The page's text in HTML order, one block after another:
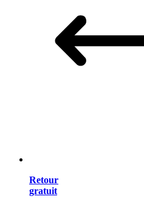
Retour
gratuit